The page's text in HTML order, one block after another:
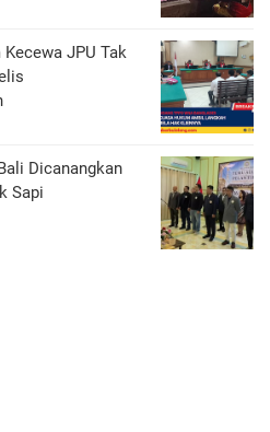
JPU Tak
Dicanangkan
Sapi